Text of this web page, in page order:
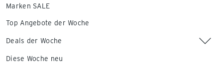
Marken SALE
Top Angebote der Woche
Deals der Woche
Diese Woche neu